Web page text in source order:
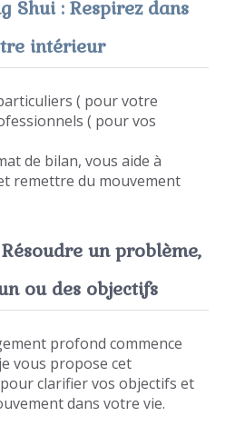
Shui : Respirez dans
intérieur
( pour votre
( pour vos
de bilan, vous aide à
remettre du mouvement
un problème,
ou des objectifs
profond commence
vous propose cet
clarifier vos objectifs et
dans votre vie.